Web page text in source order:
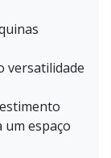
versatilidade
espaço